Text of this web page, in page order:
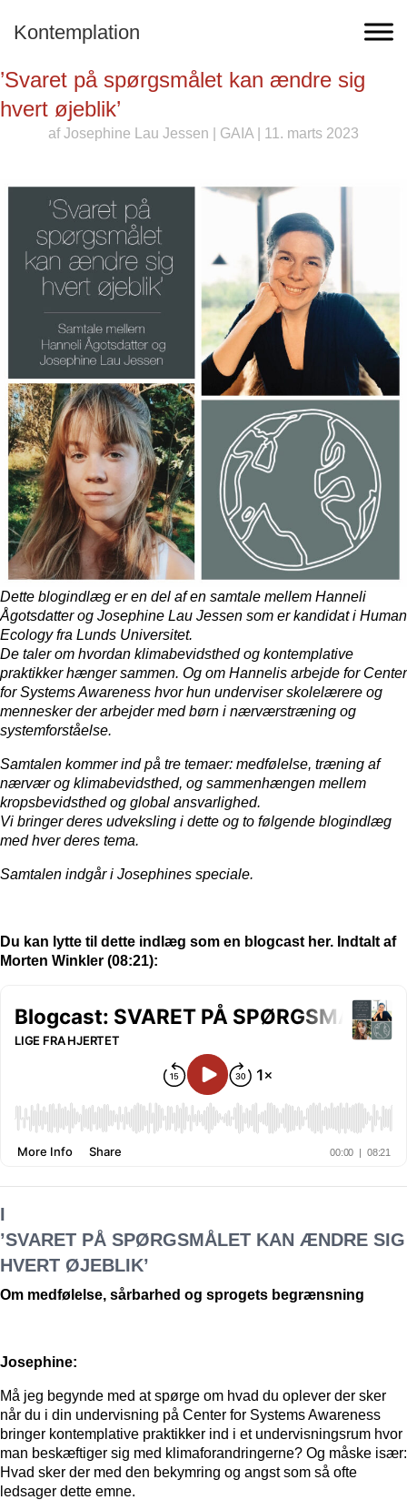
Kontemplation
’Svaret på spørgsmålet kan ændre sig
hvert øjeblik’
afJosephine Lau Jessen GAIA | 11. marts 2023
Dette blogindlæg er en del af en samtale mellem Hanneli
Ågotsdatter og Josephine Lau Jessen som er kandidat i Human
Ecology fra Lunds Universitet.
De taler om hvordan klimabevidsthed og kontemplative
praktikker hænger sammen. Og om Hannelis arbejde for Center
for Systems Awareness hvor hun underviser skolelærere og
mennesker der arbejder med børn i nærværstræning og
systemforståelse.
Samtalen kommer ind på tre temaer: medfølelse, træning af
nærvær og klimabevidsthed, og sammenhængen mellem
kropsbevidsthed og global ansvarlighed.
Vi bringer deres udveksling i dette og to følgende blogindlæg
med hver deres tema.
Samtalen indgår i Josephines speciale.
Du kan lytte til dette indlæg som en blogcast her. Indtalt af
Morten Winkler (08:21):
I
’SVARET PÅ SPØRGSMÅLET KAN ÆNDRE SIG
HVERT ØJEBLIK’
Om medfølelse, sårbarhed og sprogets begrænsning
Josephine:
Må jeg begynde med at spørge om hvad du oplever der sker
når du i din undervisning på Center for Systems Awareness
bringer kontemplative praktikker ind i et undervisningsrum hvor
man beskæftiger sig med klimaforandringerne? Og måske især:
Hvad sker der med den bekymring og angst som så ofte
ledsager dette emne.